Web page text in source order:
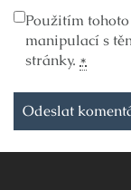
Použitím
manipulací s
stránky. *